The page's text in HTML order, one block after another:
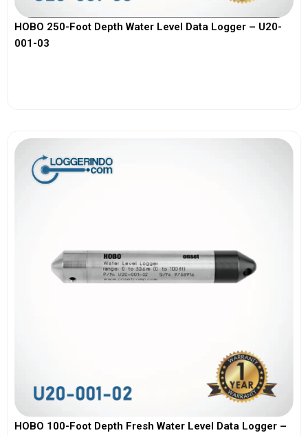
HOBO 250-Foot Depth Water Level Data Logger – U20-
001-03
HOBO 100-Foot Depth Fresh Water Level Data Logger –